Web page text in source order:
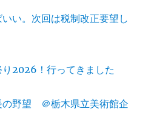
い。次回は税制改正要望し
2026！行ってきました
の野望 ＠栃木県立美術館企